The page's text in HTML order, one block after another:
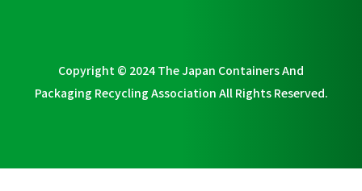
Copyright © 2024 The Japan Containers And
Packaging Recycling Association All Rights Reserved.